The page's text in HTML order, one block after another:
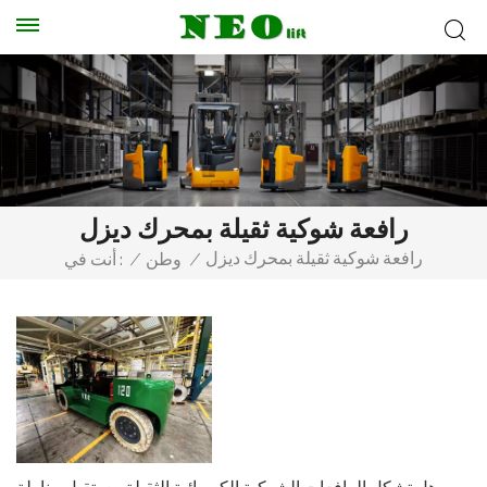
رافعة شوكية ثقيلة بمحرك ديزل
أنت في : / وطن / رافعة شوكية ثقيلة بمحرك ديزل